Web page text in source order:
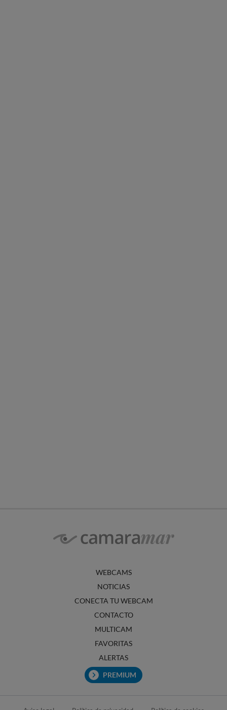
WEBCAMS
NOTICIAS
CONECTA TU WEBCAM
CONTACTO
MULTICAM
FAVORITAS
ALERTAS
PREMIUM